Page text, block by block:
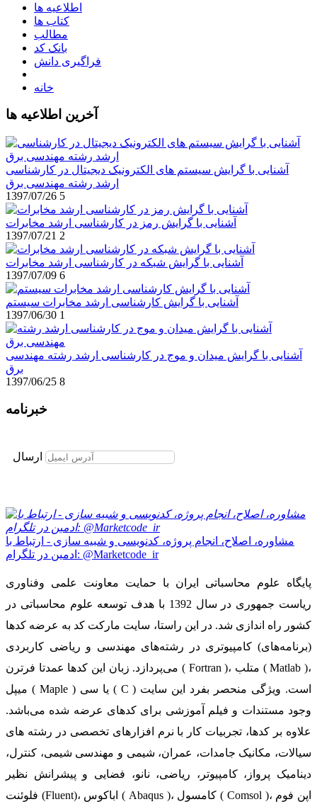
اطلاعیه ها
کتاب ها
مطالب
بانک کد
فراگیری دانش
خانه
آخرین اطلاعیه ها
آشنایی با گرایش سیستم های الکترونیک دیجیتال در کارشناسی
ارشد رشته مهندسی برق
1397/07/26 5
آشنایی با گرایش رمز در کارشناسی ارشد مخابرات
1397/07/21 2
آشنایی با گرایش شبکه در کارشناسی ارشد مخابرات
1397/07/09 6
آشنایی با گرایش کارشناسی ارشد مخابرات سیستم
1397/06/30 1
آشنایی با گرایش میدان و موج در کارشناسی ارشد رشته مهندسی
برق
1397/06/25 8
خبرنامه
ارسال
مشاوره، اصلاح، انجام پروژه، کدنویسی و شبیه سازی - ارتباط با
ادمین در تلگرام: @Marketcode_ir
پایگاه علوم محاسباتی ایران با حمایت معاونت علمی وفناوری
ریاست جمهوری در سال 1392 با هدف توسعه علوم محاسباتی در
کشور راه اندازی شد. در این راستا، سایت مارکت کد به عرضه کدها
(برنامه‌های) کامپیوتری در رشته‌های مهندسی و ریاضی کاربردی
می‌پردازد. زبان این کدها عمدتا فرترن ( Fortran )، متلب ( Matlab )،
میپل ( Maple ) یا سی ( C ) است. ویژگی منحصر بفرد این سایت
وجود مستندات و فیلم آموزشی برای کدهای عرضه شده می‌باشد.
علاوه بر کدها، تجربیات کار با نرم افزارهای تخصصی در رشته های
سیالات، مکانیک جامدات، عمران، شیمی و مهندسی شیمی، کنترل،
دینامیک پرواز، کامپیوتر، ریاضی، نانو، فضایی و پیشرانش نظیر
فلوئنت (Fluent)، اباکوس ( Abaqus )، کامسول ( Comsol )، اپن فوم